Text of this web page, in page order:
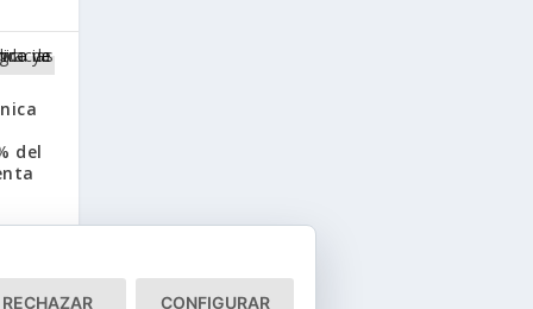
del
RECHAZAR CONFIGURAR